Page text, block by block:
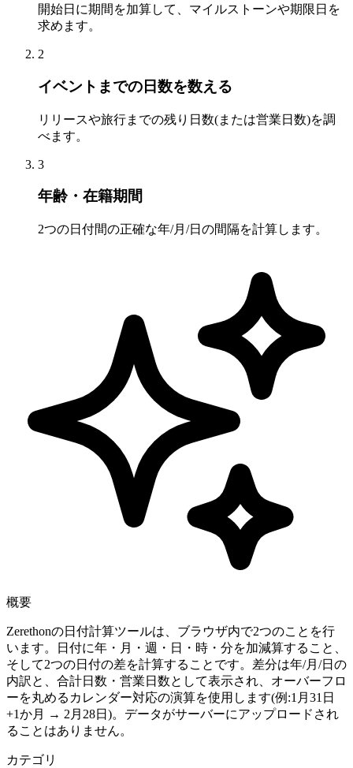
開始日に期間を加算して、マイルストーンや期限日を
求めます。
2
イベントまでの日数を数える
リリースや旅行までの残り日数(または営業日数)を調
べます。
3
年齢・在籍期間
2つの日付間の正確な年/月/日の間隔を計算します。
概要
Zerethonの日付計算ツールは、ブラウザ内で2つのことを行
います。日付に年・月・週・日・時・分を加減算すること、
そして2つの日付の差を計算することです。差分は年/月/日の
内訳と、合計日数・営業日数として表示され、オーバーフロ
ーを丸めるカレンダー対応の演算を使用します(例:1月31日
+1か月 → 2月28日)。データがサーバーにアップロードされ
ることはありません。
カテゴリ